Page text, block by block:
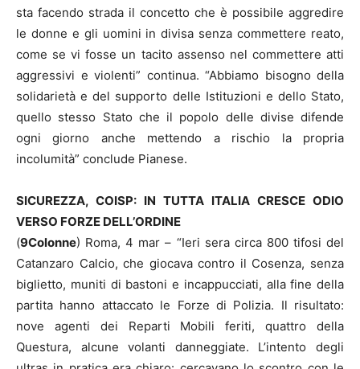
sta facendo strada il concetto che è possibile aggredire
le donne e gli uomini in divisa senza commettere reato,
come se vi fosse un tacito assenso nel commettere atti
aggressivi e violenti” continua. “Abbiamo bisogno della
solidarietà e del supporto delle Istituzioni e dello Stato,
quello stesso Stato che il popolo delle divise difende
ogni giorno anche mettendo a rischio la propria
incolumità” conclude Pianese.
SICUREZZA, COISP: IN TUTTA ITALIA CRESCE ODIO
VERSO FORZE DELL’ORDINE
(9Colonne) Roma, 4 mar – “Ieri sera circa 800 tifosi del
Catanzaro Calcio, che giocava contro il Cosenza, senza
biglietto, muniti di bastoni e incappucciati, alla fine della
partita hanno attaccato le Forze di Polizia. Il risultato:
nove agenti dei Reparti Mobili feriti, quattro della
Questura, alcune volanti danneggiate. L’intento degli